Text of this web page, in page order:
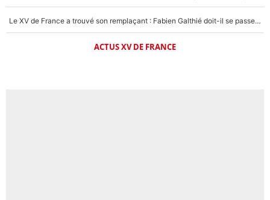
Le XV de France a trouvé son remplaçant : Fabien Galthié doit-il se passer d'Antoine Dupont ?
ACTUS XV DE FRANCE